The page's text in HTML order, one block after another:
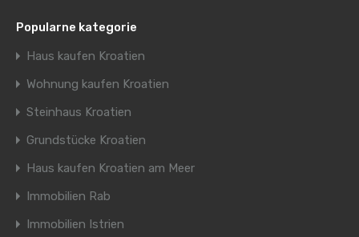
Popularne kategorie
Haus kaufen Kroatien
Wohnung kaufen Kroatien
Steinhaus Kroatien
Grundstücke Kroatien
Haus kaufen Kroatien am Meer
Immobilien Rab
Immobilien Istrien